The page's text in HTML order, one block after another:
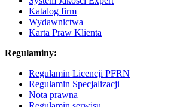
Katalog firm
Wydawnictwa
Karta Praw Klienta
Regulaminy:
Regulamin Licencji PFRN
Regulamin Specjalizacji
Nota prawna